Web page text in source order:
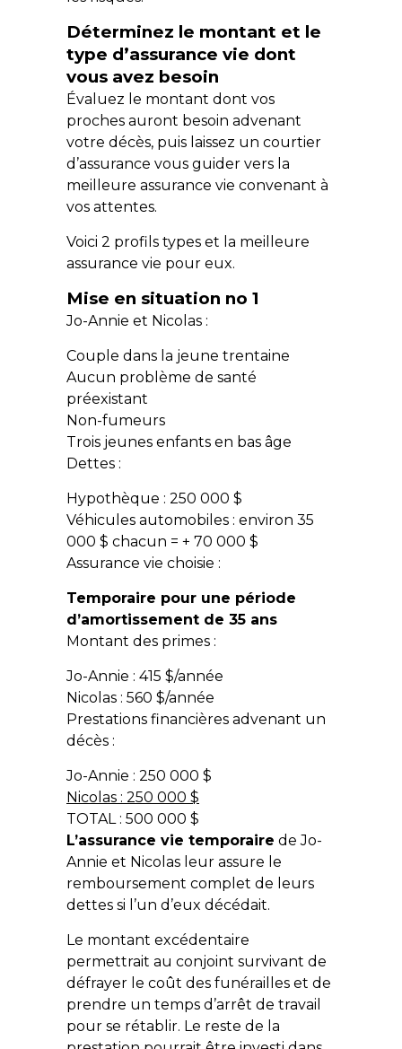
Déterminez le montant et le
type d’assurance vie dont
vous avez besoin
Évaluez le montant dont vos
proches auront besoin advenant
votre décès, puis laissez un courtier
d’assurance vous guider vers la
meilleure assurance vie convenant à
vos attentes.
Voici 2 profils types et la meilleure
assurance vie pour eux.
Mise en situation no 1
Jo-Annie et Nicolas :
Couple dans la jeune trentaine
Aucun problème de santé
préexistant
Non-fumeurs
Trois jeunes enfants en bas âge
Dettes :
Hypothèque : 250 000 $
Véhicules automobiles : environ 35
000 $ chacun = + 70 000 $
Assurance vie choisie :
Temporaire pour une période
d’amortissement de 35 ans
Montant des primes :
Jo-Annie : 415 $/année
Nicolas : 560 $/année
Prestations financières advenant un
décès :
Jo-Annie : 250 000 $
Nicolas : 250 000 $
TOTAL : 500 000 $
L’assurance vie temporaire de Jo-
Annie et Nicolas leur assure le
remboursement complet de leurs
dettes si l’un d’eux décédait.
Le montant excédentaire
permettrait au conjoint survivant de
défrayer le coût des funérailles et de
prendre un temps d’arrêt de travail
pour se rétablir. Le reste de la